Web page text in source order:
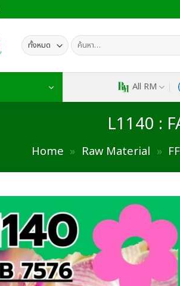
ค้นหา:
All RM
L1140 :
Home » Raw Material »
Add to
wishlist